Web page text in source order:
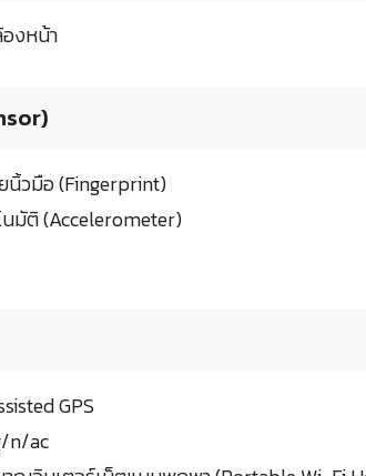
งหน้า
นิ้วมือ (Fingerprint)
มัติ (Accelerometer)
GPS
n/ac